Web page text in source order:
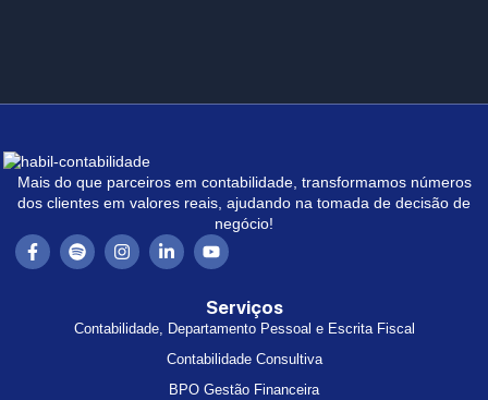
Mais do que parceiros em contabilidade, transformamos números
dos clientes em valores reais, ajudando na tomada de decisão de
negócio!
Serviços
Contabilidade, Departamento Pessoal e Escrita Fiscal
Contabilidade Consultiva
BPO Gestão Financeira